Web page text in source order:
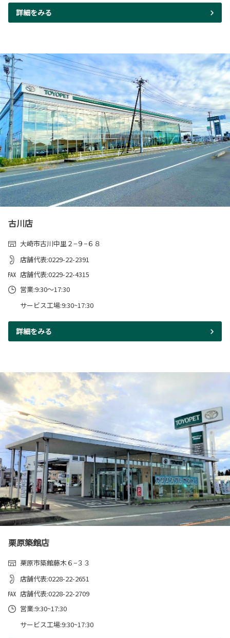
詳細をみる
古川店
大崎市古川中里２−９−６８
店舗代表:0229-22-2391
店舗代表:0229-22-4315
営業:9:30～17:30
サービス工場:9:30~17:30
詳細をみる
栗原築館店
栗原市築館藤木６−３３
店舗代表:0228-22-2651
店舗代表:0228-22-2709
営業:9:30~17:30
サービス工場:9:30~17:30